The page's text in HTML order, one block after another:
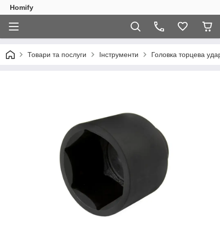
Homify
Товари та послуги Інструменти Головка торцева